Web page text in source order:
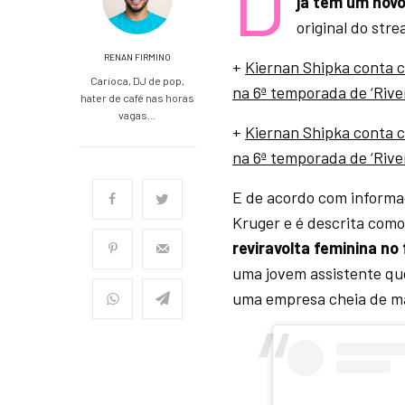
RENAN FIRMINO
Carioca, DJ de pop,
hater de café nas horas
vagas…
original do
+ Kiernan Shipka conta
na 6ª temporada de
+ Kiernan Shipka conta
na 6ª temporada de
E de acordo com
Kruger e é descrita
reviravolta feminina no
uma jovem assistente
uma empresa cheia de